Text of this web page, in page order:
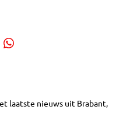
laatste nieuws uit Brabant,